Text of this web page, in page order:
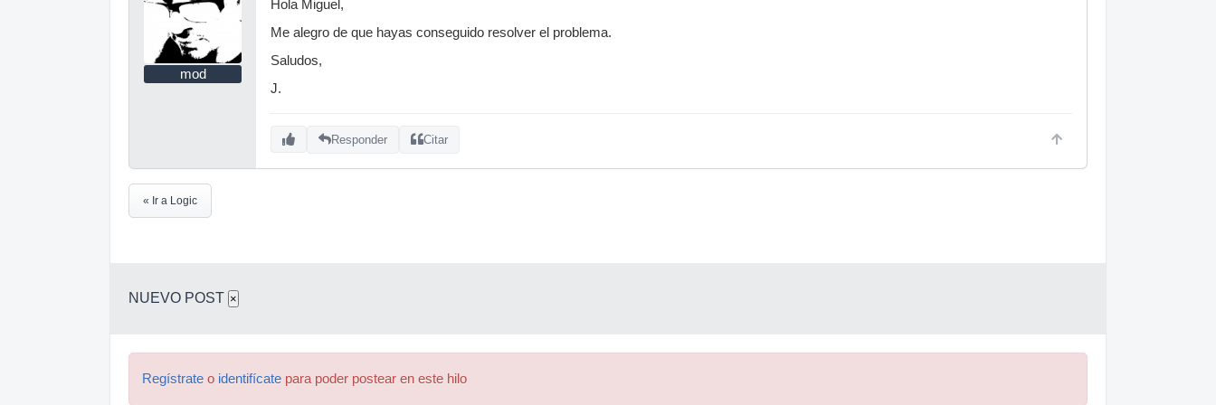
mod
Hola Miguel,
Me alegro de que hayas conseguido resolver el problema.
Saludos,
J.
Responder Citar
« Ir a Logic
NUEVO POST ×
Regístrate o identifícate para poder postear en este hilo